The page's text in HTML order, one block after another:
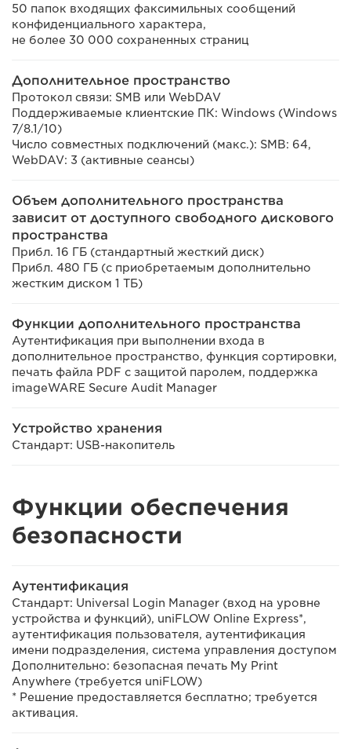
50 папок входящих факсимильных сообщений
конфиденциального характера,
не более 30 000 сохраненных страниц
Дополнительное пространство
Протокол связи: SMB или WebDAV
Поддерживаемые клиентские ПК: Windows (Windows
7/8.1/10)
Число совместных подключений (макс.): SMB: 64,
WebDAV: 3 (активные сеансы)
Объем дополнительного пространства
зависит от доступного свободного дискового
пространства
Прибл. 16 ГБ (стандартный жесткий диск)
Прибл. 480 ГБ (с приобретаемым дополнительно
жестким диском 1 ТБ)
Функции дополнительного пространства
Аутентификация при выполнении входа в
дополнительное пространство, функция сортировки,
печать файла PDF с защитой паролем, поддержка
imageWARE Secure Audit Manager
Устройство хранения
Стандарт: USB-накопитель
Функции обеспечения
безопасности
Аутентификация
Стандарт: Universal Login Manager (вход на уровне
устройства и функций), uniFLOW Online Express*,
аутентификация пользователя, аутентификация
имени подразделения, система управления доступом
Дополнительно: безопасная печать My Print
Anywhere (требуется uniFLOW)
* Решение предоставляется бесплатно; требуется
активация.